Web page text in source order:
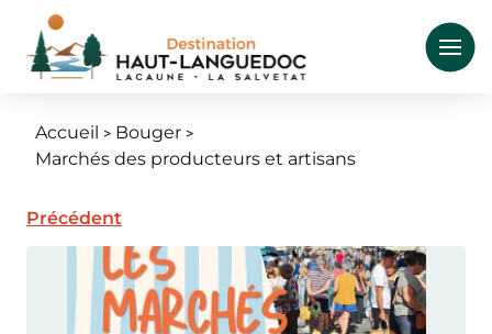
contenu
Fil
Accueil
Bouger
Marchés des producteurs et artisans
Précédent